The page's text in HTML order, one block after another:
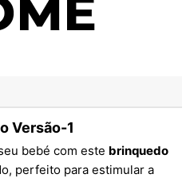
Versão-1
bebé com este brinquedo
perfeito para estimular a